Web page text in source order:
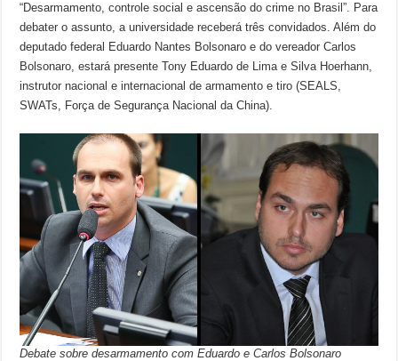
“Desarmamento, controle social e ascensão do crime no Brasil”. Para
debater o assunto, a universidade receberá três convidados. Além do
deputado federal Eduardo Nantes Bolsonaro e do vereador Carlos
Bolsonaro, estará presente Tony Eduardo de Lima e Silva Hoerhann,
instrutor nacional e internacional de armamento e tiro (SEALS,
SWATs, Força de Segurança Nacional da China).
Debate sobre desarmamento com Eduardo e Carlos Bolsonaro